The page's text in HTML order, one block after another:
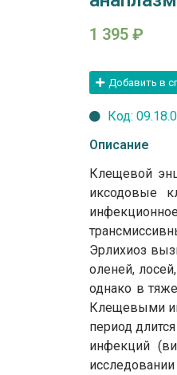
1 395 ₽
Добавить в
Код:
Описание
Клещевой
иксодовые
Эрлихиоз
оленей,
однако в
Клещевыми
период
инфекций